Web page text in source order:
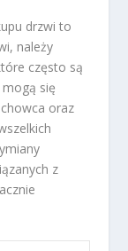
drzwi to
należy
często są
się
oraz
z